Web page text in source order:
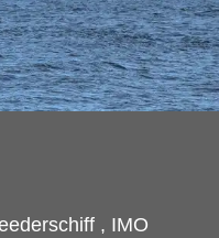
, IMO